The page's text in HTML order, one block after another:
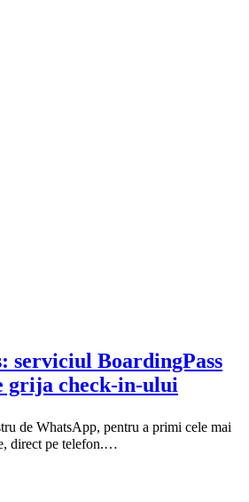
serviciul BoardingPass
grija check-in-ului
de WhatsApp, pentru a primi cele mai
direct pe telefon.…